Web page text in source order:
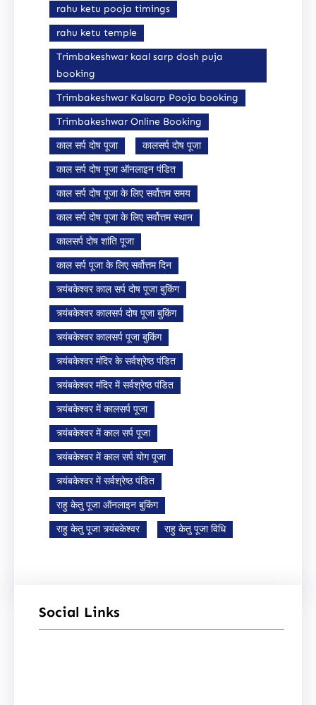
rahu ketu pooja timings
rahu ketu temple
Trimbakeshwar kaal sarp dosh puja
booking
Trimbakeshwar Kalsarp Pooja booking
Trimbakeshwar Online Booking
काल सर्प दोष पूजा
कालसर्प दोष पूजा
काल सर्प दोष पूजा ऑनलाइन पंडित
काल सर्प दोष पूजा के लिए सर्वोत्तम समय
काल सर्प दोष पूजा के लिए सर्वोत्तम स्थान
कालसर्प दोष शांति पूजा
काल सर्प पूजा के लिए सर्वोत्तम दिन
त्र्यंबकेश्वर काल सर्प दोष पूजा बुकिंग
त्र्यंबकेश्वर कालसर्प दोष पूजा बुकिंग
त्र्यंबकेश्वर कालसर्प पूजा बुकिंग
त्र्यंबकेश्वर मंदिर के सर्वश्रेष्ठ पंडित
त्र्यंबकेश्वर मंदिर में सर्वश्रेष्ठ पंडित
त्र्यंबकेश्वर में कालसर्प पूजा
त्र्यंबकेश्वर में काल सर्प पूजा
त्र्यंबकेश्वर में काल सर्प योग पूजा
त्र्यंबकेश्वर में सर्वश्रेष्ठ पंडित
राहु केतु पूजा ऑनलाइन बुकिंग
राहु केतु पूजा त्र्यंबकेश्वर
राहु केतु पूजा विधि
Social Links